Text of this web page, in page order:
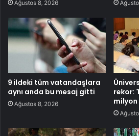
Ağustos 8, 2026
9 ildeki tüm vatandaşlara
aynı anda bu mesaj gitti
Ağustos 8, 2026
rekor:
milyon